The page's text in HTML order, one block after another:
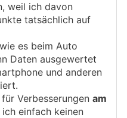
sind, deren
und China
zu trainieren.
Chance hat,
kauft sich eben
weil ich davon
tatsächlich auf
es beim Auto
Daten ausgewertet
und anderen
Verbesserungen am
einfach keinen